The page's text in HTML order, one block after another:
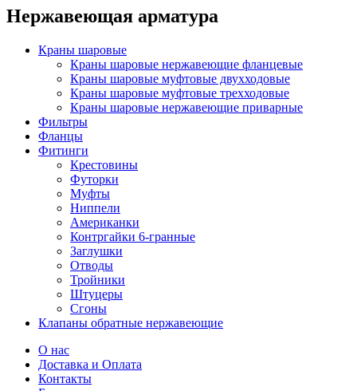
Нержавеющая арматура
Краны шаровые
Краны шаровые нержавеющие фланцевые
Краны шаровые муфтовые двухходовые
Краны шаровые муфтовые трехходовые
Краны шаровые нержавеющие приварные
Фильтры
Фланцы
Фитинги
Крестовины
Футорки
Муфты
Ниппели
Американки
Контргайки 6-гранные
Заглушки
Отводы
Тройники
Штуцеры
Сгоны
Клапаны обратные нержавеющие
О нас
Доставка и Оплата
Контакты